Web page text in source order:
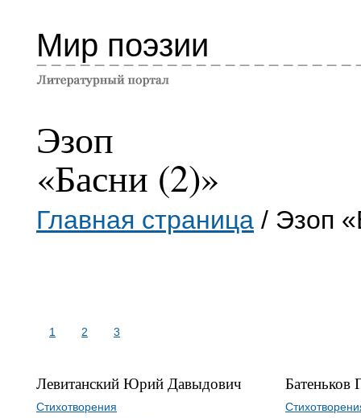
Мир поэзии
Эзоп
«Басни (2)»
Главная страница / Эзоп
1 2 3
Левитанский Юрий Давыдович
Стихотворения
Батеньков